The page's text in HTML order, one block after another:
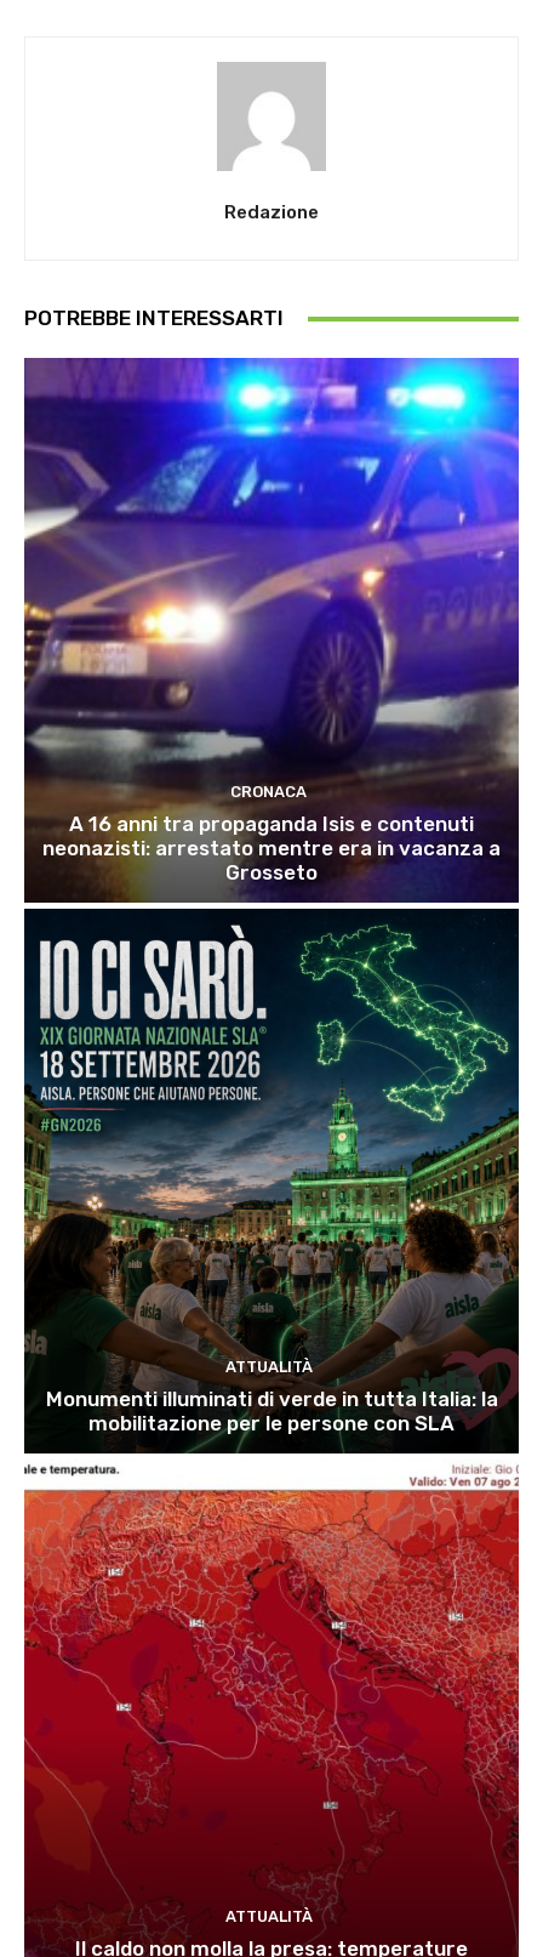
Redazione
POTREBBE INTERESSARTI
CRONACA
A 16 anni tra propaganda Isis e contenuti
neonazisti: arrestato mentre era in vacanza a
Grosseto
ATTUALITÀ
Monumenti illuminati di verde in tutta Italia: la
mobilitazione per le persone con SLA
ATTUALITÀ
Il caldo non molla la presa: temperature